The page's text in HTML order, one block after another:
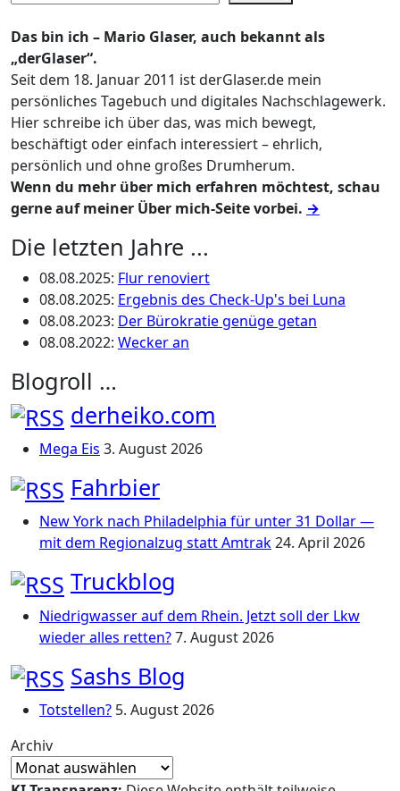
Das bin ich – Mario Glaser, auch bekannt als
„derGlaser“.
Seit dem 18. Januar 2011 ist derGlaser.de mein
persönliches Tagebuch und digitales Nachschlagewerk.
Hier schreibe ich über das, was mich bewegt,
beschäftigt oder einfach interessiert – ehrlich,
persönlich und ohne großes Drumherum.
Wenn du mehr über mich erfahren möchtest, schau
gerne auf meiner Über mich-Seite vorbei. →
Die letzten Jahre ...
08.08.2025: Flur renoviert
08.08.2025: Ergebnis des Check-Up's bei Luna
08.08.2023: Der Bürokratie genüge getan
08.08.2022: Wecker an
Blogroll …
derheiko.com
Mega Eis 3. August 2026
Fahrbier
New York nach Philadelphia für unter 31 Dollar —
mit dem Regionalzug statt Amtrak24. April 2026
Truckblog
Niedrigwasser auf dem Rhein. Jetzt soll der Lkw
wieder alles retten?7. August 2026
Sashs Blog
Totstellen? 5. August 2026
Archiv